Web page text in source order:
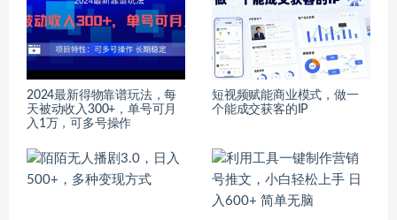
2024最新得物靠谱玩法，每
天被动收入300+，单号可月
入1万，可多号操作
短视频赋能商业模式，做一
个能成交获客的IP